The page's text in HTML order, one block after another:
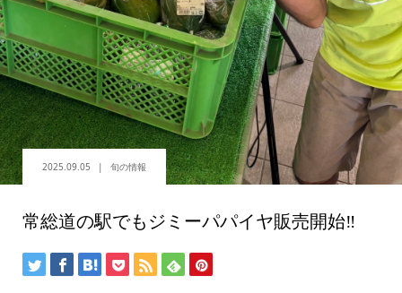
2025.09.05 旬の情報
常総道の駅でもジミーパパイヤ販売開始‼️